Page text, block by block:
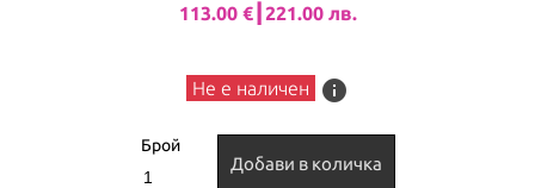
113.00 €┃221.00 лв.
Не е наличен info
Брой
Добави в количка